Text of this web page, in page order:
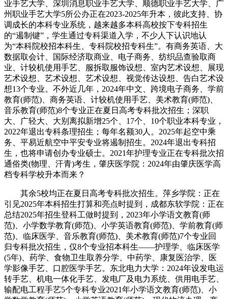
业手艺大学、深圳消息职业手艺大学、顺德职业手艺大学、广
州职业手艺大学5所公办正在2023-2025年升本，彼此支持、协
调成长的本科专业系统，越来越多本科高校按下专科招生
的“遏制键”，学生通过专科渠道入学，不少人下认识地认
为“本科院校招本科生、专科院校招专科生”。有商务英语、大
数据取会计、国际经济取商业、电子商务、纺织品查验取商
业、计较机使用手艺、服拆取服饰设想、室内艺术设想、展现
艺术设想、艺术设想、艺术设想、视觉传达设想、告白艺术设
想13个专业。不外近几年，2024年中文、跨境电子商务、学前
教育(师范)、商务英语、计较机使用手艺、美术教育(师范)、
音乐教育(师范)8个专业正在夏日高考专科批次招生；深职
大、广轻大、大别离拟新增25个、17个、10个职业本科专业，
2022年退出专科条理招生；每年名额30人。2025年起空中乘
务、平易近航空中平安专业将遏制招生。2024年退出专科招
生，也将申请创办专业硕士。2021年护理专业正在专科批次招
通俗类(物理、汗青)考生，肇庆医学院：2024年由肇庆医学高
档专科学校升本而来？
其余5校均正在夏日高考专科批次招生。萍乡学院：正在
引见2025年本科招生打算和亮点时提到，成都东软学院：正在
总结2025年招生登科工做时提到，2023年小学语文教育(师
范)、小学数学教育(师范)、小学英语教育(师范)、学前教育(师
范)、临床医学、音乐教育(师范)、美术教育(师范)7个专业回
归专科批次招生，仅8个专业招本科生——护理学、临床医学
(5年)、药学、食物卫生取养分学、中药学、康复医治学、医
学影像手艺、口腔医学手艺。东北电力大学：2024年设发电运
转手艺、机电一体化手艺、发电厂及电力系统、供用电手艺、
输配电工程手艺5个专科专业2021年小学语文教育(师范)、小